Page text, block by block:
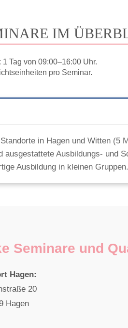
IM
1 Tag von 09:00–16:00 Uhr.
pro Seminar.
in Hagen und Witten (5
ausgestattete Ausbildungs- und
Ausbildung in kleinen Gruppen.
Seminare und
Hagen:
20
Hagen